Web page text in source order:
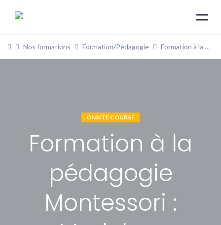
Nos formations Formation/Pédagogie Formation à la pédagogie Montessori : Module – Mathématiques
ONSITE COURSE
Formation à la
pédagogie
Montessori :